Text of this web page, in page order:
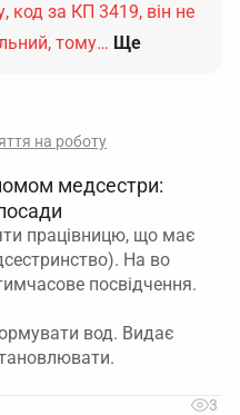
код за КП 3419, він не
тому… Ще
на роботу
медсестри:
працівницю, що має
На во
посвідчення.
вод. Видає
3